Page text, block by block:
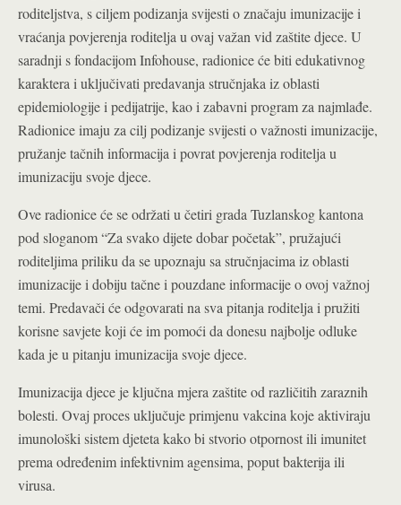
roditeljstva, s ciljem podizanja svijesti o značaju imunizacije i
vraćanja povjerenja roditelja u ovaj važan vid zaštite djece. U
saradnji s fondacijom Infohouse, radionice će biti edukativnog
karaktera i uključivati predavanja stručnjaka iz oblasti
epidemiologije i pedijatrije, kao i zabavni program za najmlađe.
Radionice imaju za cilj podizanje svijesti o važnosti imunizacije,
pružanje tačnih informacija i povrat povjerenja roditelja u
imunizaciju svoje djece.
Ove radionice će se održati u četiri grada Tuzlanskog kantona
pod sloganom “Za svako dijete dobar početak”, pružajući
roditeljima priliku da se upoznaju sa stručnjacima iz oblasti
imunizacije i dobiju tačne i pouzdane informacije o ovoj važnoj
temi. Predavači će odgovarati na sva pitanja roditelja i pružiti
korisne savjete koji će im pomoći da donesu najbolje odluke
kada je u pitanju imunizacija svoje djece.
Imunizacija djece je ključna mjera zaštite od različitih zaraznih
bolesti. Ovaj proces uključuje primjenu vakcina koje aktiviraju
imunološki sistem djeteta kako bi stvorio otpornost ili imunitet
prema određenim infektivnim agensima, poput bakterija ili
virusa.